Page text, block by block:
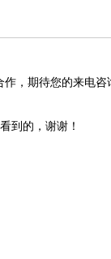
，期待您的来电咨
到的，谢谢！